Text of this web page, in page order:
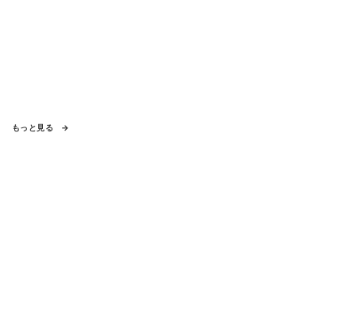
もっと見る